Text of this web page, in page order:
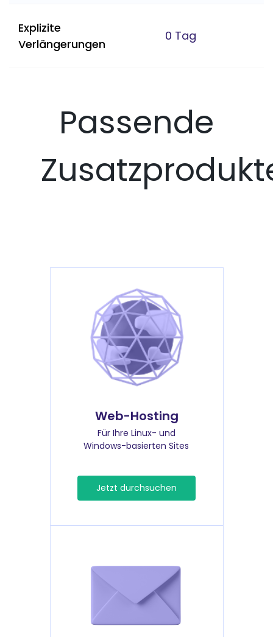
Explizite
Verlängerungen
0 Tag
Passende
Web-Hosting
Für Ihre Linux- und
Windows-basierten Sites
Jetzt durchsuchen